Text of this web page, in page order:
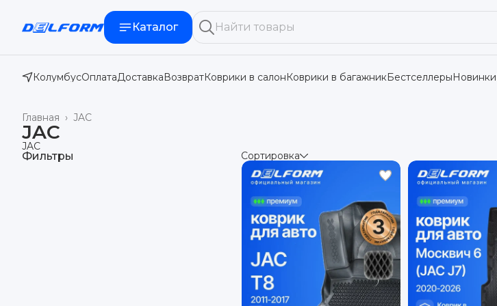
Каталог
КолумбусОплатаДоставкаВозвратКоврики в салонКоврики в багажникБестселлерыНовинки
JAC
Главная ›
JAC
JAC
Фильтры Сортировка